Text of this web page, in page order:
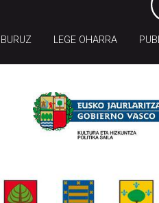
LEGE OHARRA